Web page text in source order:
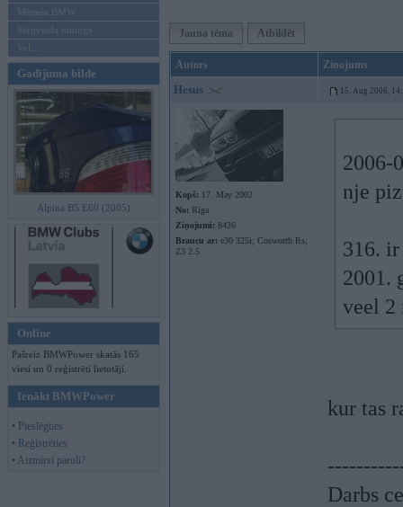
Mēneša BMW
Sērijveida tūnings
Vel...
Gadījuma bilde
Alpina B5 E60 (2005)
Online
Pašreiz BMWPower skatās 165
viesi un 0 reģistrēti lietotāji.
Ienākt BMWPower
• Pieslēgties
• Reģistrēties
• Aizmirsi paroli?
Jauna tēma Atbildēt
Autors Ziņojums
Hesus 15. Aug 2006,
Kopš: 17. May 2002
No: Rīga
Ziņojumi: 8426
Braucu ar: e30 325i; Cosworth Rs;
Z3 2.5
2006-
nje
316.
2001.
veel 2
kur tas
Darbs